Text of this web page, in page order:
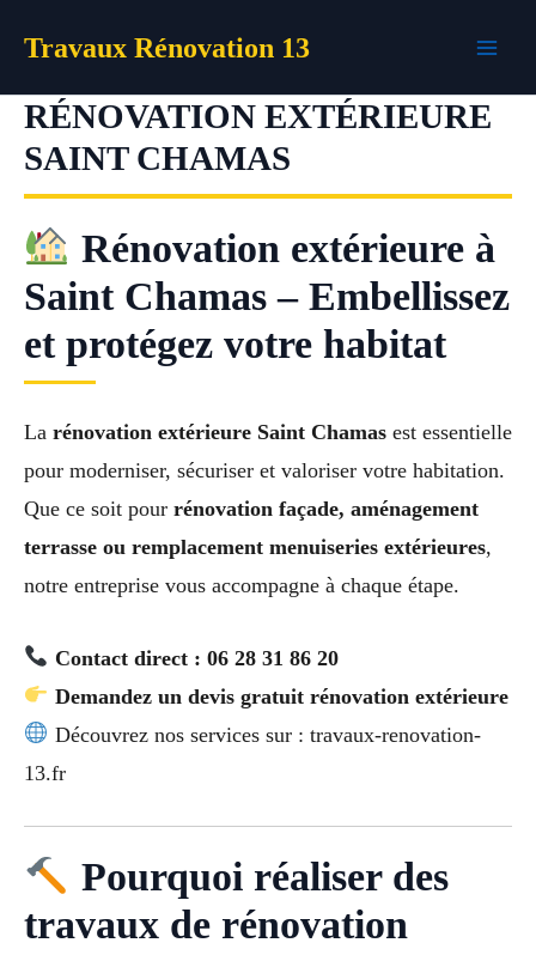
Travaux Rénovation 13
RÉNOVATION EXTÉRIEURE
SAINT CHAMAS
Rénovation extérieure à
Saint Chamas – Embellissez
et protégez votre habitat
La rénovation extérieure Saint Chamas est essentielle
pour moderniser, sécuriser et valoriser votre habitation.
Que ce soit pour rénovation façade, aménagement
terrasse ou remplacement menuiseries extérieures,
notre entreprise vous accompagne à chaque étape.
Contact direct : 06 28 31 86 20
Demandez un devis gratuit rénovation extérieure
Découvrez nos services sur : travaux-renovation-
13.fr
Pourquoi réaliser des
travaux de rénovation